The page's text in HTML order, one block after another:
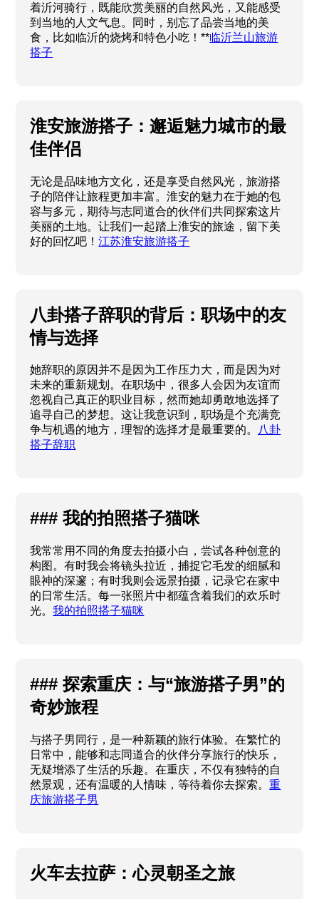
着沂河骑行，既能欣赏美丽的自然风光，又能感受
到当地的人文气息。同时，别忘了品尝当地的美
食，比如临沂的烧烤和特色小吃！**临沂兰山旅游
搭子
淮安旅游搭子：邂逅魅力城市的最
佳伴侣
无论是品味地方文化，还是享受自然风光，旅游搭
子的陪伴让旅程更加丰富。淮安的魅力在于她的包
容与多元，期待与志同道合的伙伴们共同探索这片
美丽的土地。让我们一起踏上淮安的旅途，留下美
好的回忆吧！江苏淮安旅游搭子
八卦搭子辞职的背后：职场中的友
情与选择
她辞职的原因并不是因为工作压力大，而是因为对
未来的重新规划。在职场中，很多人会因为友谊而
忽视自己真正的职业目标，然而她却勇敢地选择了
追寻自己的梦想。这让我意识到，职场是个充满竞
争与机遇的地方，理智的选择才是最重要的。 八卦
搭子辞职
### 我的拍照搭子猫咪
我常常用不同的角度去拍摄小白，尝试各种创意的
构图。有时我会将镜头拉近，捕捉它毛发的细腻和
眼神的深邃；有时我则会远景拍摄，记录它在家中
的日常生活。每一张照片中都蕴含着我们的欢乐时
光。我的拍照搭子猫咪
### 探索重庆：与“旅游搭子男”的
奇妙旅程
与搭子男同行，是一种新颖的旅行体验。在繁忙的
日常中，能够和志同道合的伙伴分享旅行的快乐，
无疑增添了生活的乐趣。在重庆，不仅有独特的自
然景观，还有温暖的人情味，等待着你去探索。重
庆旅游搭子男
火车去拉萨：心灵朝圣之旅